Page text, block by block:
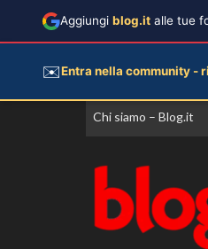
Vai
Chi siamo – Blog.it
Aggiungi blog.it alle tue
✉️Entra nella community -